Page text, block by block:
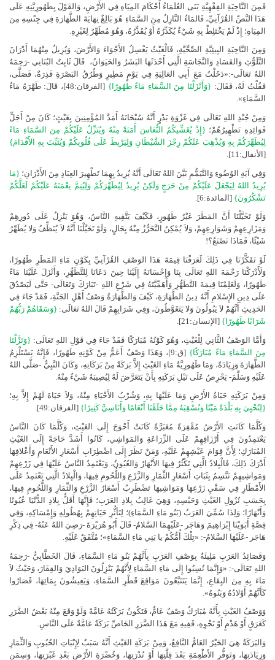
فَمِنَ النَّاحِيَةِ الفِقْهِيَّةِ بَنَى العُلَمَاءُ أَحْكَامَ المِيَاهِ فِي الأَرْضِ، وَالقَوْلَ بِطَهُورِيَّتِهِ عَلَى
هَذَا النَّصِّ القُرْآنِيِّ، فَالمَاءُ النَّازِلُ مِنَ السَّمَاءِ هُوَ بَالِغٌ نِهَايَةَ الطَّهَارَةِ فِي جِنْسِهِ مِنَ
المِيَاهِ؛ إِذْ لَمْ يَخْتَلِطْ بِهِ شَيْءٌ يُكَدِّرُهُ أَوْ يُقَذِّرُهُ، وَهُوَ مُطَهِّرٌ لِغَيْرِهِ.
وَمِنَ النَّاحِيَةِ البِيئِيَّةِ الصِّحِّيَّةِ، فَالْغَيْثُ يَغْسِلُ الأَجْوَاءَ وَالأَرْضَ، وَيُزِيلُ مِنْهُمَا أَدْرَانَ
التَّلَوُّثِ وَالفَسَادِ وَالنَّجَاسَةِ الَّتِي أَحْدَثَهَا البَشَرُ وَالحَيَوَانُ، قَالَ ثَابِتٌ البُنَانِي -رَحِمَهُ
اللهُ تَعَالَى-:«دَخَلْتُ مَعَ أَبِي العَالِيَةِ فِي يَوْمٍ مَطِيرٍ وَطُرُقُ البَصْرَةِ قَذِرَةٌ، فَصَلَّى،
فَقُلْتُ لَهُ، فَقَالَ: {وَأَنْزَلْنَا مِنَ السَّمَاءِ مَاءً طَهُورًا}
[الفرقان:48]، قَالَ: طَهَّرَهُ مَاءُ
السَّمَاءِ».
وَمِنْ جُنْدِ اللهِ تَعَالَى فِي غَزْوَةِ بَدْرٍ أَنَّهُ سُبْحَانَهُ أَمَدَّ المُؤْمِنِينَ بِغَيْثٍ؛ كَانَ مِنْ أَجَلِّ
فَوَائِدِهِ تَطْهِيرُهُمْ؛ {إِذْ يُغَشِّيكُمُ النُّعَاسَ أَمَنَةً مِنْهُ وَيُنَزِّلُ عَلَيْكُمْ مِنَ السَّمَاءِ مَاءً
لِيُطَهِّرَكُمْ بِهِ وَيُذْهِبَ عَنْكُمْ رِجْزَ الشَّيْطَانِ وَلِيَرْبِطَ عَلَى قُلُوبِكُمْ وَيُثَبِّتَ بِهِ الأَقْدَامَ}
[الأنفال:11].
وَفِي آيَةِ الوُضُوءِ وَالتَّيَمُّمِ بَيَّنَ اللهُ تَعَالَى أَنَّهُ يُرِيدُ بِهِمَا تَطْهِيرَ العِبَادِ مِنَ الأَدْرَانِ؛ {مَا
يُرِيدُ اللهُ لِيَجْعَلَ عَلَيْكُمْ مِنْ حَرَجٍ وَلَكِنْ يُرِيدُ لِيُطَهِّرَكُمْ وَلِيُتِمَّ نِعْمَتَهُ عَلَيْكُمْ لَعَلَّكُمْ
تَشْكُرُونَ} [المائدة:6].
وَلَوْ تَخَيَّلْنَا أَنَّ المَطَرَ غَيْرُ طَهُورٍ، فَكَيْفَ يَتَّقِيهِ النَّاسُ، وَهُوَ يَنْزِلُ عَلَى دُورِهِمْ
وَمَزَارِعِهِمْ وَشَوَارِعِهِمْ، وَلاَ يُمْكِنُ التَّحَرُّزُ مِنْهُ بِحَالٍ، وَلَوْ تَخَيَّلْنَا أَنَّهُ لاَ يُنَظِّفُ وَلا يُطَهِّرُ
شَيْئًا، فَمَاذَا نَصْنَعُ؟!
لَوْ تَفَكَّرْنَا فِي ذَلِكَ لَعَرَفْنَا قِيمَةَ هَذَا الوَصْفِ القُرْآنِيِّ بِكَوْنِ مَاءِ المَطَرِ طَهُورًا،
وَلَأَدْرَكْنَا رَحْمَةَ اللهِ تَعَالَى بِنَا وَإِحْسَانَهُ إِلَيْنَا حِينَ دَعَانَا لِلتَّطَهُّرِ، وَأَنْزَلَ عَلَيْنَا مَاءً
طَهُورًا، وَلَعَلِمْنَا قِيمَةَ التَّطَهُّرِ وَأَهَمِّيَّتَهُ فِي شَرْعِ اللهِ -تَبَارَكَ وَتَعَالَى- حَتَّى لَيَصْدُقَ
عَلَى دِينِ الإِسْلامِ أَنَّهُ دِينُ الطَّهَارَةِ، كَيْفَ وَالطَّهَارَةُ وَصْفُ أَهْلِ الجَنَّةِ، فَقَدْ جَاءَ فِي
الحَدِيثِ أَنَّهُمْ لاَ يَبُولُونَ وَلا يَتَغَوَّطُونَ، وَفِي شَرَابِهِمْ قَالَ اللهُ تَعَالَى: {وَسَقَاهُمْ رَبُّهُمْ
شَرَابًا طَهُورًا} [الإنسان:21].
وَأَمَّا الوَصْفُ الثَّانِي لِلْغَيْثِ، وَهُوَ كَوْنُهُ مُبَارَكًا فَقَدْ جَاءَ فِي قَوْلِ اللهِ تَعَالَى: {وَنَزَّلْنَا
مِنَ السَّمَاءِ مَاءً مُبَارَكًا}
[ق:9]، وَهَذَا وَصْفٌ أَعَمُّ مِنْ كَوْنِهِ طَهُورًا، فَإِنَّهُ يَسْتَلْزِمُ
الطَّهَارَةَ وَزِيَادَةً، وَمَا طَهُورِيَّةُ مَاءِ الغَيْثِ إِلاَّ بَرَكَةٌ مِنْ بَرَكَاتِهِ، وَكَانَ النَّبِيُّ -صَلَّى اللهُ
عَلَيْهِ وَسَلَّمَ- يَحْرِصُ عَلَى نَيْلِ بَرَكَتِهِ بِأَنْ يَتَعَرَّضَ لَهُ لِيُصِيبَهُ شَيْءٌ مِنْهُ.
وَمِنْ بَرَكَتِهِ حَيَاةُ الأَرْضِ وَمَا عَلَيْهَا بِهِ، وَشُرْبُ الأَحْيَاءِ مِنْهُ، وَلاَ حَيَاةَ لَهُمْ إِلاَّ بِهِ؛
{لِنُحْيِيَ بِهِ بَلْدَةً مَيْتًا وَنُسْقِيَهُ مِمَّا خَلَقْنَا أَنْعَامًا وَأَنَاسِيَّ كَثِيرًا} [الفرقان:49].
وَكُلَّمَا كَانَتِ الأَرْضُ مُقْفِرَةً مُغَبَرَّةً كَانَتْ أَحْوَجَ إِلَى الغَيْثِ، وَكُلَّمَا كَانَ النَّاسُ
يَعْتَمِدُونَ فِي أَرْزَاقِهِمْ عَلَى الزِّرَاعَةِ وَالمَوَاشِي، كَانُوا أَشَدَّ حَاجَةً إِلَى الغَيْثِ
المُبَارَكِ؛ لِأَنَّ قِوَامَ عَيْشِهِمْ عَلَيْهِ، وَمَنْ نَظَرَ إِلَى اضْطِرَابِ أَسْعَارِ الأَنْعَامِ وَأَعْلافِهَا
أَدْرَكَ ذَلِكَ، فَالْبِلادُ الَّتِي تَكْثُرُ فِيهَا الأَنْهَارُ وَالعُيُونُ، وَيَعْتَمِدُ النَّاسُ عَلَيْهَا فِي زَرْعِهِمْ
وَمَواشِيهِمْ تَتَّسِمُ بِثَبَاتِ أَسْعَارِ الثِّمَارِ وَالزَّرْعِ وَاللُّحُومِ فِيهَا، وَالْبِلادُ الَّتِي تَعْتَمِدُ عَلَى
الأَمْطَارِ فِي سَقْيِ زَرْعِهَا وَمَوَاشِيهَا تَضْطَرِبُ أَسْعَارُ الزَّرْعِ وَالثِّمَارِ وَاللُّحُومِ فِيهَا،
بِحَسَبِ نُزُولِ الغَيْثِ وَحَبْسِهِ، وَهِيَ غَالِبُ بِلادِ العَرَبِ؛ فَإِنَّهَا أَقَلُّ بِلادِ الدُّنْيَا عُيُونًا
وَأَنْهَارًا؛ وَلِذَا سُمِّيَ العَرَبُ (بَنُو مَاءِ السَّمَاءِ)؛ لِتَأثُّرِ حَيَاتِهِمْ بِهُطُولِهِ وَإِمْسَاكِهِ، وَفِي
قِصَّةِ أَبَوَيْنَا إِبْرَاهِيمَ وَهَاجَر -عَلَيْهِمَا السَّلامُ- قَالَ أَبُو هُرَيْرَةَ -رَضِيَ اللهُ عَنْهُ- فِي ذِكْرِ
هَاجَر -عَلَيْهَا السَّلامُ-: «تِلْكَ أُمُّكُمْ يا بَنِي مَاءِ السَّمَاءِ»؛ مُتَّفَقٌ عَلَيْهِ.
وَقَصَائِدُ العَرَبِ مَلِيئَةٌ بِوَصْفِ العَرَبِ بِأَنَّهُمْ بَنُو مَاءِ السَّمَاءِ، قَالَ الخَطَّابِيُّ -رَحِمَهُ
اللهِ تَعَالَى-: «وَإِنَّمَا نُسِبُوا إِلَى مَاءِ السَّمَاءِ لِأَنَّهُمْ يَنْزِلُونَ البَوَادِيَ وَالقِفَارَ، وَحَيْثُ لاَ
مَاءَ بِهِ مِنَ البِقَاعِ، إِنَّمَا يَتَتَبَّعُونَ مَوَاقِعَ قَطْرِ السَّمَاءِ، وَيَعِيشُونَ بِمَائِهَا، فَصَارُوا
كَأَنَّهُمْ أَوْلادُهُ وَبَنُوهُ».
وَوَصْفُ الغَيْثِ بِأَنَّهُ مُبَارَكٌ وَصْفٌ عَامٌّ، فَتَكُونُ بَرَكَتُهُ عَامَّةً وَلَوْ وَقَعَ مِنْهُ بَعْضُ الضَّرَرِ
كَغَرَقٍ أَوْ هَدْمٍ أَوْ نَحْوِهِ، فَفِيهِ مَعَ هَذَا الضَّرَرِ الخَاصِّ بَرَكَةٌ عَامَّةٌ عَلَى النَّاسِ.
وَالبَرَكَةُ هِيَ الخَيْرُ العَامُّ النَّافِعُ، وَمِنْ بَرَكَةِ الغَيْثِ أَنَّهُ سَبَبٌ لِإِنْبَاتِ الحُبُوبِ وَالثِّمَارِ
وَزِيَادَتِهَا، وَتَوَفُّرِ الأَطْعِمَةِ بَعْدَ قِلَّتِهَا أَوْ نُدْرَتِهَا، وَخُضْرَةِ الأَرْضِ بَعْدِ غَبْرَتِهَا، وَسِمَنِ